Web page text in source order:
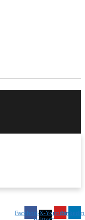
FacebookX-YoutubeLinkedin